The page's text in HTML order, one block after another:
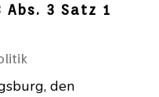
3 Satz 1
den